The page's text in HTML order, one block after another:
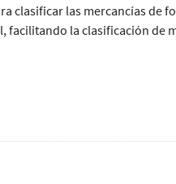
clasificar las mercancías de
la clasificación de
y exportación fluidos y
rápidamente, sino